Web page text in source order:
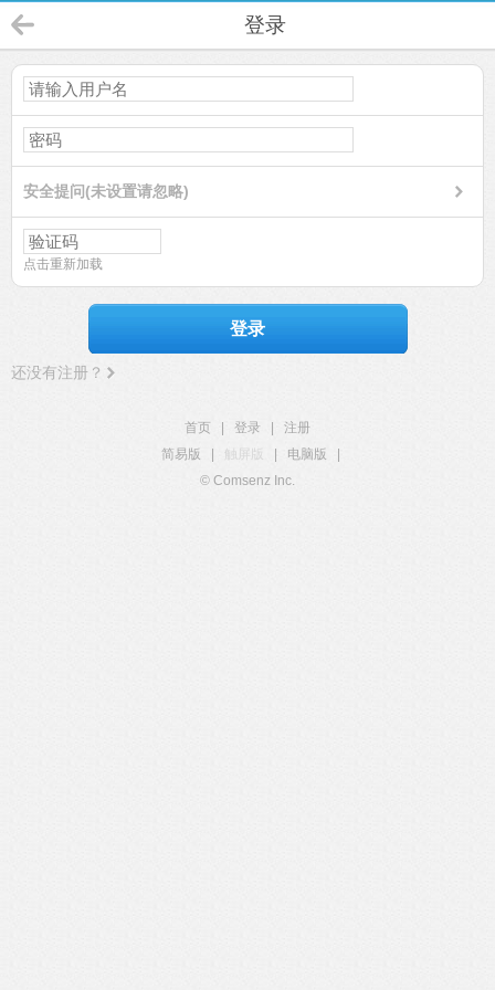
登录
安全提问(未设置请忽略)
点击重新加载
登录
还没有注册？
首页 登录
注册
简易版
触屏版 电脑版
© Comsenz Inc.